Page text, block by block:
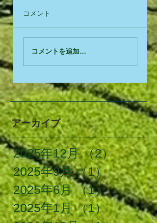
コメント
コメントを追加…
アーカイブ
2025年12月 （2）2件の記
2025年9月 （1）1件の記事
2025年6月 （1）1件の記事
2025年1月 （1）1件の記事